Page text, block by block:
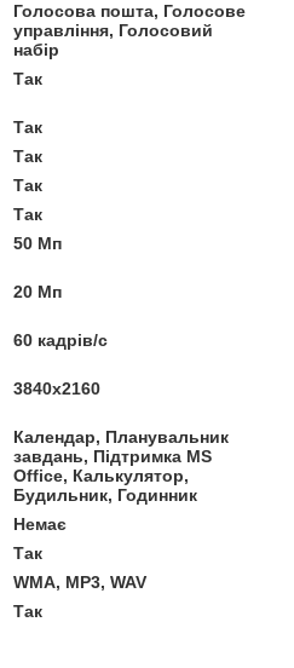
Голосова пошта, Голосове
управління, Голосовий
набір
Так
Так
Так
Так
Так
50 Мп
20 Мп
60 кадрів/с
3840x2160
Календар, Планувальник
завдань, Підтримка MS
Office, Калькулятор,
Будильник, Годинник
Немає
Так
WMA, MP3, WAV
Так